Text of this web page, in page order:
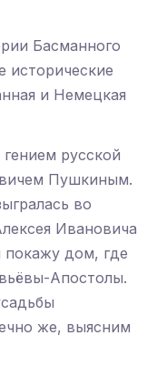
Басманного
исторические
и Немецкая
русской
Пушкиным.
во
Ивановича
покажу дом, где
Апостолы.
же, выясним